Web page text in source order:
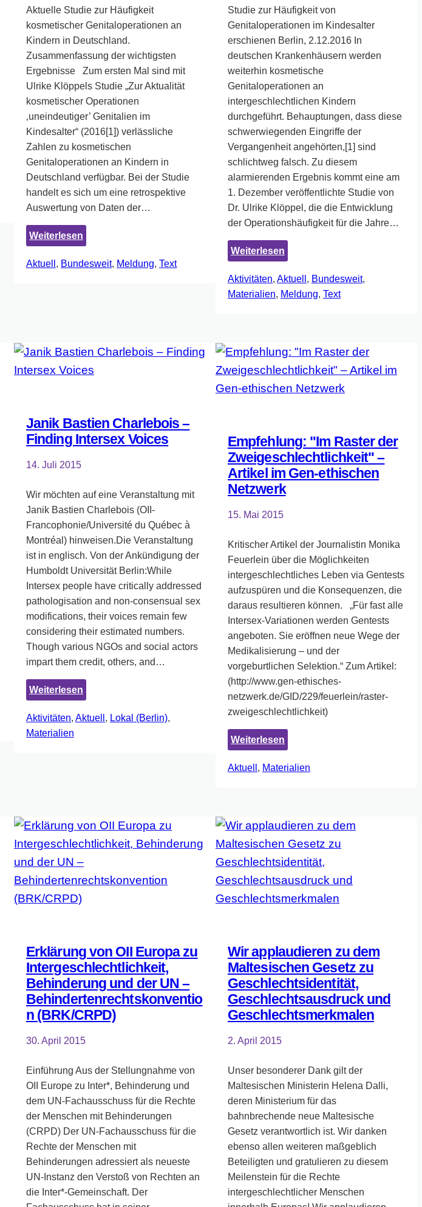
Aktuelle Studie zur Häufigkeit
kosmetischer Genitaloperationen an
Kindern in Deutschland.
Zusammenfassung der wichtigsten
Ergebnisse Zum ersten Mal sind mit
Ulrike Klöppels Studie „Zur Aktualität
kosmetischer Operationen
‚uneindeutiger’ Genitalien im
Kindesalter“ (2016[1]) verlässliche
Zahlen zu kosmetischen
Genitaloperationen an Kindern in
Deutschland verfügbar. Bei der Studie
handelt es sich um eine retrospektive
Auswertung von Daten der…
Weiterlesen
Studie
Kindern
in
Aktuell , Bundesweit, Meldung, Text
Studie zur Häufigkeit von
Genitaloperationen im Kindesalter
erschienen Berlin, 2.12.2016 In
deutschen Krankenhäusern werden
weiterhin kosmetische
Genitaloperationen an
intergeschlechtlichen Kindern
durchgeführt. Behauptungen, dass diese
schwerwiegenden Eingriffe der
Vergangenheit angehörten,[1] sind
schlichtweg falsch. Zu diesem
alarmierenden Ergebnis kommt eine am
1. Dezember veröffentlichte Studie von
Dr. Ulrike Klöppel, die die Entwicklung
der Operationshäufigkeit für die Jahre…
Weiterlesen
Operationen
an
noch
immer
traurige
Aktivitäten, Aktuell , Bundesweit
Materialien, Meldung, Text
Janik Bastien Charlebois –
Finding Intersex Voices
14. Juli 2015
Wir möchten auf eine Veranstaltung mit
Janik Bastien Charlebois (OII-
Francophonie/Université du Québec à
Montréal) hinweisen.Die Veranstaltung
ist in englisch. Von der Ankündigung der
Humboldt Universität Berlin:While
Intersex people have critically addressed
pathologisation and non-consensual sex
modifications, their voices remain few
considering their estimated numbers.
Though various NGOs and social actors
impart them credit, others, and…
Weiterlesen
Bastien
Aktivitäten, Aktuell , Lokal (Berlin)
Materialien
Empfehlung: "Im Raster der
Zweigeschlechtlichkeit" –
Artikel im Gen-ethischen
Netzwerk
15. Mai 2015
Kritischer Artikel der Journalistin Monika
Feuerlein über die Möglichkeiten
intergeschlechtliches Leben via Gentests
aufzuspüren und die Konsequenzen, die
daraus resultieren können. „Für fast alle
Intersex-Variationen werden Gentests
angeboten. Sie eröffnen neue Wege der
Medikalisierung – und der
vorgeburtlichen Selektion.“ Zum Artikel:
(http://www.gen-ethisches-
netzwerk.de/GID/229/feuerlein/raster-
zweigeschlechtlichkeit)
Weiterlesen
"Im
–
Artikel
im
Gen-
Netzwerk
Aktuell , Materialien
Erklärung von OII Europa zu
Intergeschlechtlichkeit,
Behinderung und der UN –
Behindertenrechtskonventio
n (BRK/CRPD)
30. April 2015
Einführung Aus der Stellungnahme von
OII Europe zu Inter*, Behinderung und
dem UN-Fachausschuss für die Rechte
der Menschen mit Behinderungen
(CRPD) Der UN-Fachausschuss für die
Rechte der Menschen mit
Behinderungen adressiert als neueste
UN-Instanz den Verstoß von Rechten an
die Inter*-Gemeinschaft. Der
Wir applaudieren zu dem
Maltesischen Gesetz zu
Geschlechtsidentität,
Geschlechtsausdruck und
Geschlechtsmerkmalen
2. April 2015
Unser besonderer Dank gilt der
Maltesischen Ministerin Helena Dalli,
deren Ministerium für das
bahnbrechende neue Maltesische
Gesetz verantwortlich ist. Wir danken
ebenso allen weiteren maßgeblich
Beteiligten und gratulieren zu diesem
Meilenstein für die Rechte
intergeschlechtlicher Menschen